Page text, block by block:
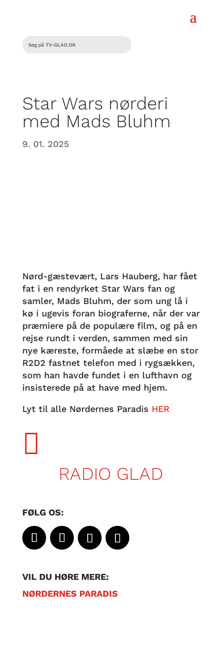
Star Wars nørderi
med Mads Bluhm
9. 01. 2025
Nørd-gæstevært, Lars Hauberg, har fået
fat i en rendyrket Star Wars fan og
samler, Mads Bluhm, der som ung lå i
kø i ugevis foran biograferne, når der var
præmiere på de populære film, og på en
rejse rundt i verden, sammen med sin
nye kæreste, formåede at slæbe en stor
R2D2 fastnet telefon med i rygsækken,
som han havde fundet i en lufthavn og
insisterede på at have med hjem.
Lyt til alle Nørdernes Paradis HER

RADIO GLAD
FØLG OS:
VIL DU HØRE MERE:
NØRDERNES PARADIS